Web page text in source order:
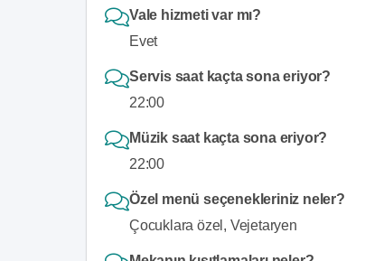
Vale hizmeti var mı?
Evet
Servis saat kaçta sona eriyor?
22:00
Müzik saat kaçta sona eriyor?
22:00
Özel menü seçenekleriniz neler?
Çocuklara özel, Vejetaryen